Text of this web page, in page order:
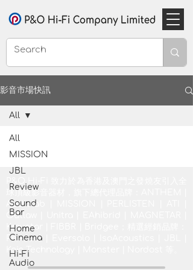
影音市場快訊
All
MISSION
JBL
Review
Sound
Bar
Home
Cinema
Hi-Fi
Audio
All
P&O Hi-Fi 致力於為香港及澳門之發燒友引入全
球頂級影音器材，旗下總代理品牌：ANTHEM |
Audiolab | MISSION | PERLISTEN | ATI |
Outlaw | Unitra | EAhibrid | MAGNETAR |
Krovatar | FIBBR | Bridgee；精選經銷品牌：
Pro-Ject | Eversolo | IsoAcoustics | JBL |
Kojo Technology | Monster | Nordost 等。